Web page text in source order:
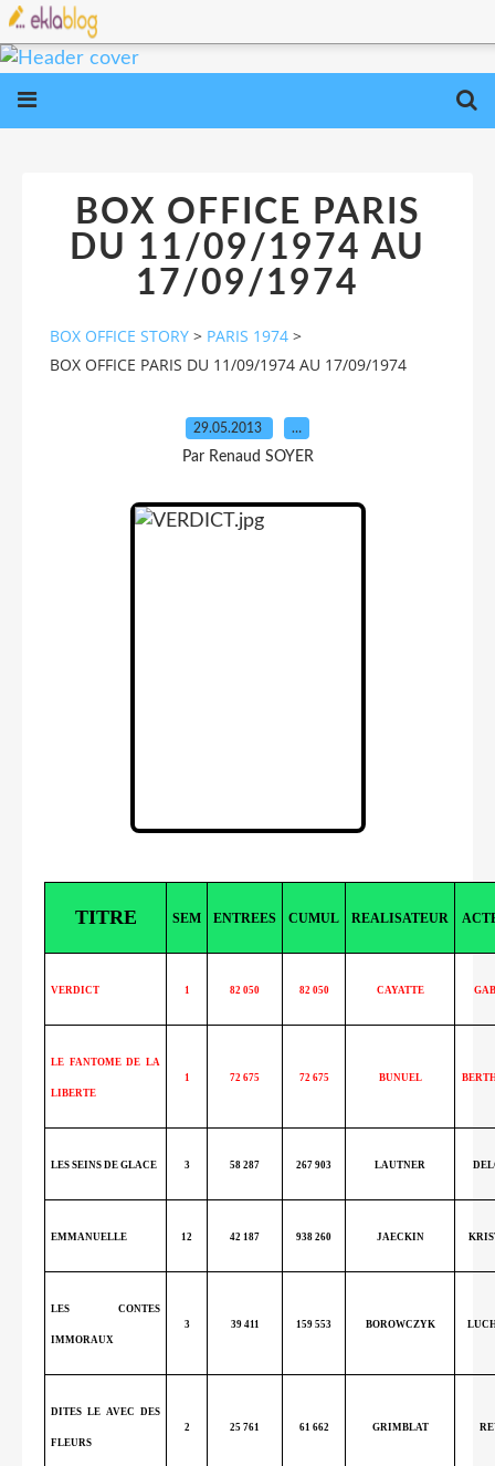
BOX OFFICE PARIS
DU 11/09/1974 AU
17/09/1974
BOX OFFICE STORY > PARIS 1974 >
BOX OFFICE PARIS DU 11/09/1974 AU 17/09/1974
29.05.2013 …
Par Renaud SOYER
TITRE SEM ENTREES CUMUL REALISATEUR
VERDICT 1 82 050 82 050 CAYATTE
LE FANTOME DE LA
LIBERTE
1 72 675 72 675 BUNUEL
LES SEINS DE GLACE 3 58 287 267 903 LAUTNER
EMMANUELLE 12 42 187 938 260 JAECKIN
LES CONTES
IMMORAUX
3 39 411 159 553 BOROWCZYK
DITES LE AVEC DES
FLEURS
2 25 761 61 662 GRIMBLAT